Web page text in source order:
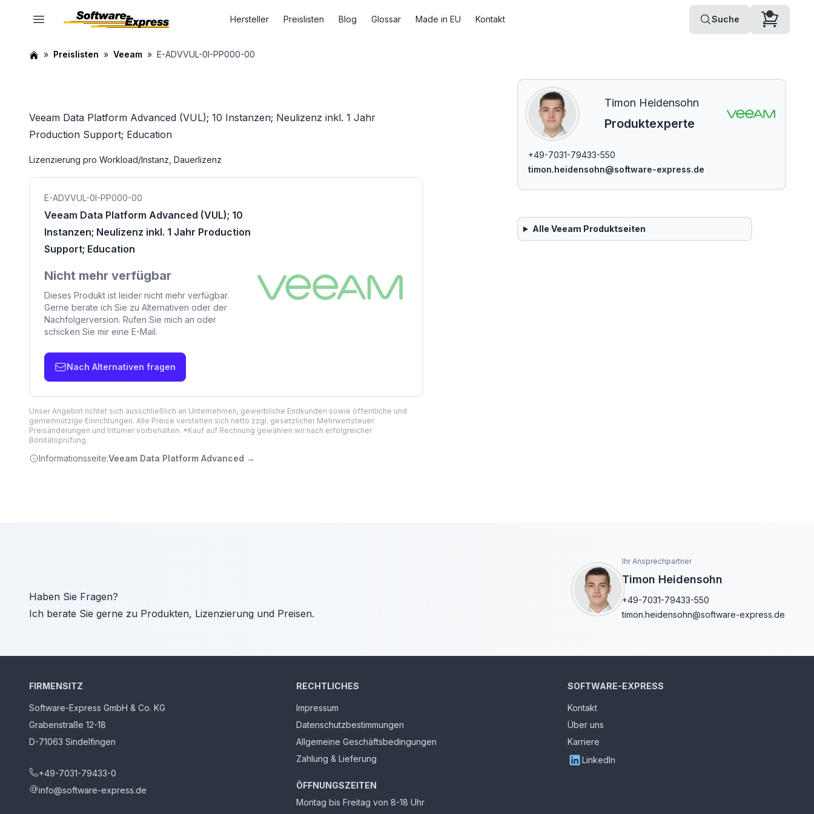
Hersteller Preislisten Blog Glossar Made in EU Kontakt Suche
Preislisten Veeam E-ADVVUL-0I-PP000-00
Veeam Data Platform Advanced (VUL); 10 Instanzen; Neulizenz inkl. 1 Jahr
Production Support; Education
Lizenzierung pro Workload/Instanz, Dauerlizenz
E-ADVVUL-0I-PP000-00
Veeam Data Platform Advanced (VUL); 10
Instanzen; Neulizenz inkl. 1 Jahr Production
Support; Education
Nicht mehr verfügbar
Dieses Produkt ist leider nicht mehr verfügbar.
Gerne berate ich Sie zu Alternativen oder der
Nachfolgerversion. Rufen Sie mich an oder
schicken Sie mir eine E-Mail.
Nach Alternativen fragen
Unser Angebot richtet sich ausschließlich an Unternehmen, gewerbliche Endkunden sowie öffentliche und
gemeinnützige Einrichtungen. Alle Preise verstehen sich netto zzgl. gesetzlicher Mehrwertsteuer.
Preisänderungen und Irrtümer vorbehalten. *Kauf auf Rechnung gewähren wir nach erfolgreicher
Bonitätsprüfung.
Informationsseite:Veeam Data Platform Advanced →
Timon Heidensohn
Produktexperte
+49-7031-79433-550
timon.heidensohn@software-express.de
Alle Veeam Produktseiten
Haben Sie Fragen?
Ich berate Sie gerne zu Produkten, Lizenzierung und Preisen.
Ihr Ansprechpartner
Timon Heidensohn
+49-7031-79433-550
timon.heidensohn@software-express.de
FIRMENSITZ
Software-Express GmbH & Co. KG
Grabenstraße 12-18
D-71063 Sindelfingen
+49-7031-79433-0
info@software-express.de
RECHTLICHES
Impressum
Datenschutzbestimmungen
Allgemeine Geschäftsbedingungen
Zahlung & Lieferung
ÖFFNUNGSZEITEN
Montag bis Freitag von 8-18 Uhr
SOFTWARE-EXPRESS
Kontakt
Über uns
Karriere
LinkedIn